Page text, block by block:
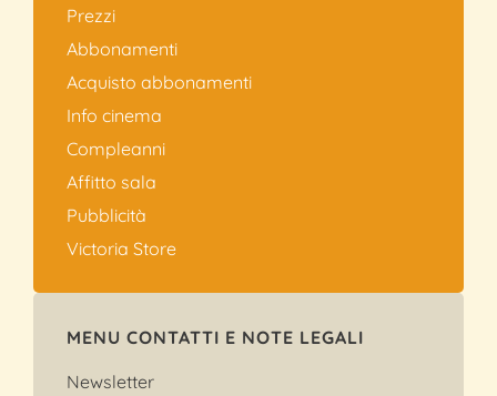
Prezzi
Abbonamenti
Acquisto abbonamenti
Info cinema
Compleanni
Affitto sala
Pubblicità
Victoria Store
MENU CONTATTI E NOTE LEGALI
Newsletter